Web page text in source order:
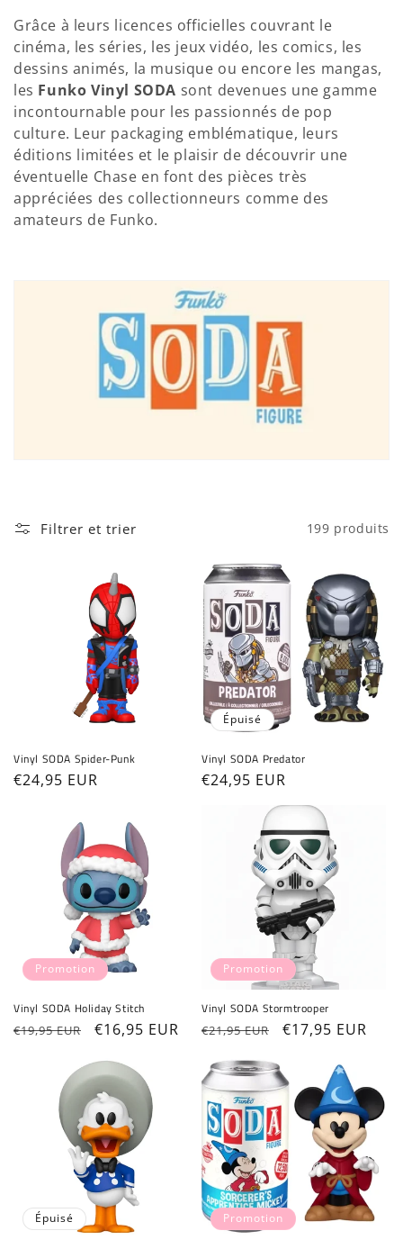
Grâce à leurs licences officielles couvrant le
cinéma, les séries, les jeux vidéo, les comics, les
dessins animés, la musique ou encore les mangas,
les Funko Vinyl SODA sont devenues une gamme
incontournable pour les passionnés de pop
culture. Leur packaging emblématique, leurs
éditions limitées et le plaisir de découvrir une
éventuelle Chase en font des pièces très
appréciées des collectionneurs comme des
amateurs de Funko.
Filtrer et trier 199 produits
Vinyl SODA Spider-Punk
Prix
€24,95 EUR
Épuisé
Vinyl SODA Predator
Prix
€24,95 EUR
Promotion
Vinyl SODA Holiday Stitch
Prix
€19,95 EUR
Prix
€16,95 EUR
Promotion
Vinyl SODA Stormtrooper
Prix
€21,95 EUR
Prix
€17,95 EUR
Épuisé Promotion